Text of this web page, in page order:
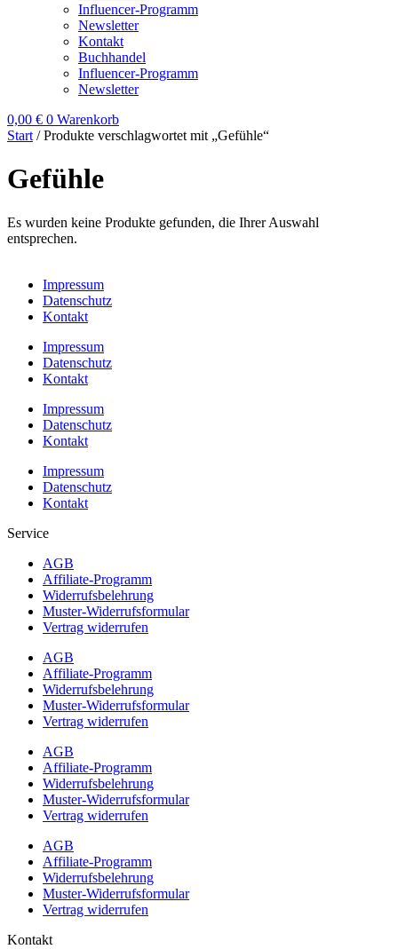
Influencer-Programm
Newsletter
Kontakt
Buchhandel
Influencer-Programm
Newsletter
0,00 € 0 Warenkorb
Start / Produkte verschlagwortet mit „Gefühle“
Gefühle
Es wurden keine Produkte gefunden, die Ihrer Auswahl
entsprechen.
Impressum
Datenschutz
Kontakt
Impressum
Datenschutz
Kontakt
Impressum
Datenschutz
Kontakt
Impressum
Datenschutz
Kontakt
Service
AGB
Affiliate-Programm
Widerrufsbelehrung
Muster-Widerrufsformular
Vertrag widerrufen
AGB
Affiliate-Programm
Widerrufsbelehrung
Muster-Widerrufsformular
Vertrag widerrufen
AGB
Affiliate-Programm
Widerrufsbelehrung
Muster-Widerrufsformular
Vertrag widerrufen
AGB
Affiliate-Programm
Widerrufsbelehrung
Muster-Widerrufsformular
Vertrag widerrufen
Kontakt